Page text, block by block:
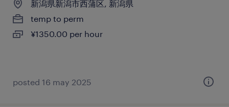
新潟県新潟市西蒲区, 新潟県
temp to perm
¥1350.00 per hour
posted 16 may 2025